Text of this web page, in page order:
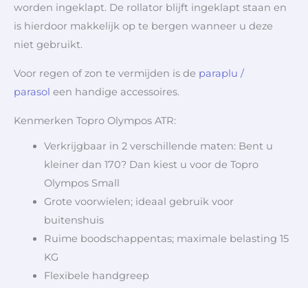
worden ingeklapt. De rollator blijft ingeklapt staan en
is hierdoor makkelijk op te bergen wanneer u deze
niet gebruikt.
Voor regen of zon te vermijden is de paraplu /
parasol een handige accessoires.
Kenmerken Topro Olympos ATR:
Verkrijgbaar in 2 verschillende maten: Bent u
kleiner dan 170? Dan kiest u voor de Topro
Olympos Small
Grote voorwielen; ideaal gebruik voor
buitenshuis
Ruime boodschappentas; maximale belasting 15
KG
Flexibele handgreep